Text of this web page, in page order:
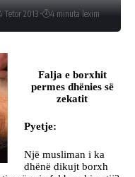
Tetor 2013 4 minuta lexim
Falja e borxhit
permes dhënies së
zekatit
Pyetje:
Një musliman i ka
dhënë dikujt borxh